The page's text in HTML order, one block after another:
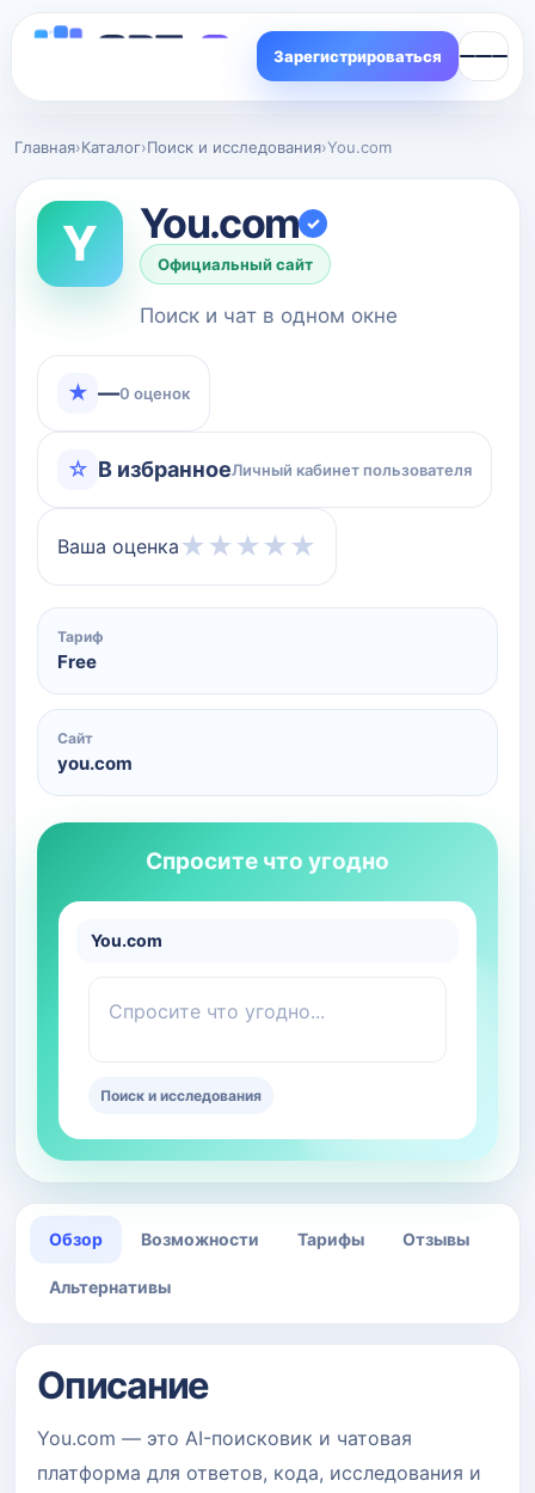
Зарегистрироваться
Главная›Каталог›Поиск и исследования›You.com
Y You.com ✓
Официальный сайт
Поиск и чат в одном окне
★ —0 оценок
☆ В избранноеЛичный кабинет пользователя
Ваша оценка ★ ★ ★ ★ ★
Тариф
Free
Сайт
you.com
Спросите что угодно
You.com
Спросите что угодно...
Поиск и исследования
Обзор Возможности Тарифы Отзывы
Альтернативы
Описание
You.com — это AI-поисковик и чатовая
платформа для ответов, кода, исследования и